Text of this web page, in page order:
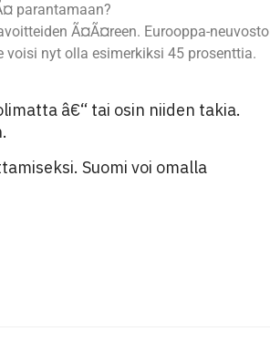
parantamaan?
Ã¤Ã¤reen. Eurooppa-neuvosto
voisi nyt olla esimerkiksi 45 prosenttia.
â€“ tai osin niiden takia.
Suomi voi omalla